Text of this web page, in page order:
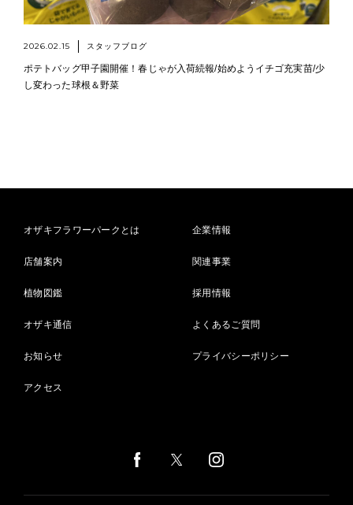
2026.02.15 スタッフブログ
ポテトバッグ甲子園開催！春じゃが入荷続報/始めようイチゴ充実苗/少
し変わった球根＆野菜
オザキフラワーパークとは
店舗案内
植物図鑑
オザキ通信
お知らせ
アクセス
企業情報
関連事業
採用情報
よくあるご質問
プライバシーポリシー